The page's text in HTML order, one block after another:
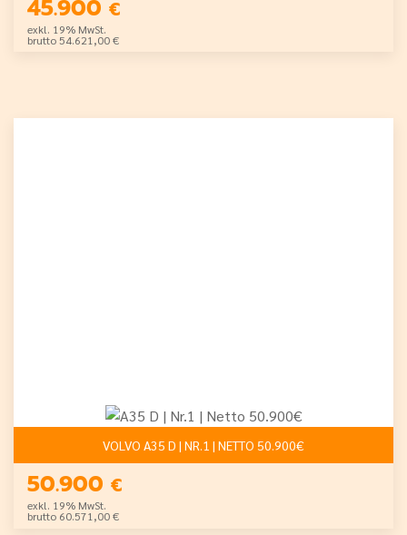
45.900 €
exkl. 19% MwSt.
brutto 54.621,00 €
VOLVO A35 D | NR.1 | NETTO 50.900€
50.900 €
exkl. 19% MwSt.
brutto 60.571,00 €